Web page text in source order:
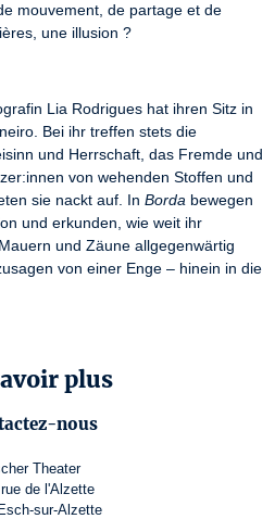
mouvement, de partage et de
une illusion ?
Lia Rodrigues hat ihren Sitz in
Bei ihr treffen stets die
und Herrschaft, das Fremde und
von wehenden Stoffen und
sie nackt auf. In Borda bewegen
und erkunden, wie weit ihr
und Zäune allgegenwärtig
von einer Enge – hinein in die
plus
nous
Theater
de l'Alzette
sur-Alzette